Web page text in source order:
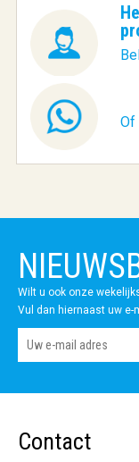
Of
Wilt u ook onze
Vul dan hiernaast uw e-
Contact